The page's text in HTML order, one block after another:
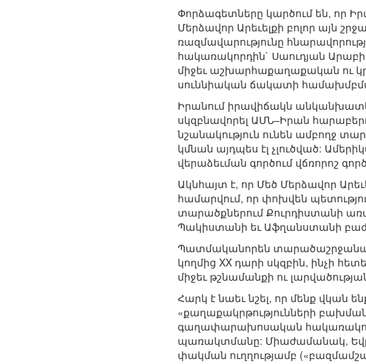
Փորձագետները կարծում են, որ
Մերձավոր Արեւելքի բոլոր այն
ռազմավարությունը
հակառակորդին` Սաուդյան
միջեւ աշխարհաքաղաքական ու
սուննիական ճակատի
Իրանում իրավիճակն
սկզբնավորել ԱՄՆ–Իրան
նշանակություն ունեն ամբողջ
կմնան այդպես էլ չլուծված:
վերաձեւման գործում վճռորոշ
Ակնհայտ է, որ Մեծ Մերձավոր
համարվում, որ փոխվեն
տարածքներում Քուրդիստանի
Պակիստանի եւ Աֆղանստանի
Պատմականորեն
կողմից XX դարի սկզբին, ինչի
միջեւ թշնամանքի ու
Հարկ է նաեւ նշել, որ մենք վկան
«քաղաքակրթությունների
գաղափարախոսական
պառակտմանը: Միաժամանակ,
փակման ուղղությամբ